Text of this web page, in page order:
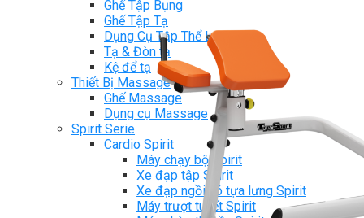
Ghế Tập Bụng
Ghế Tập Tạ
Dụng Cụ Tập Thể Lực
Tạ & Đòn tạ
Kệ để tạ
Thiết Bị Massage
Ghế Massage
Dụng cụ Massage
Spirit Serie
Cardio Spirit
Máy chạy bộ Spirit
Xe đạp tập Spirit
Xe đạp ngồi có tựa lưng Spirit
Máy trượt tuyết Spirit